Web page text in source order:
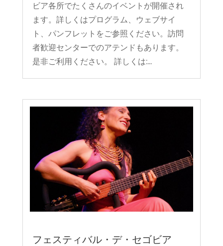
ビア各所でたくさんのイベントが開催され
ます。詳しくはプログラム、ウェブサイ
ト、パンフレットをご参照ください。訪問
者歓迎センターでのアテンドもあります。
是非ご利用ください。 詳しくは:...
フェスティバル・デ・セゴビア